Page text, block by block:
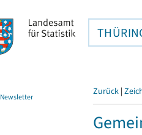
Newsletter Zurück |